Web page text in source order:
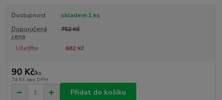
Dostupnost
skladem 1 ks
Doporučená
cena
752 Kč
Ušetříte 662 Kč
90 Kč/ks
74 Kč bez DPH
Přidat do košíku